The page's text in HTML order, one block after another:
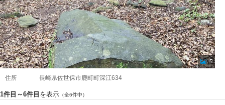
5
住所 長崎県佐世保市鹿町町深江634
1件目～6件目 を表示 （全6件中）